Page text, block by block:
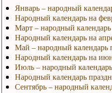
Январь – народный
Народный календарь на
Март – народный календарь
Народный календарь на
Май – народный календарь
Народный календарь на
Июль – народный
Народный календарь
Сентябрь – народный